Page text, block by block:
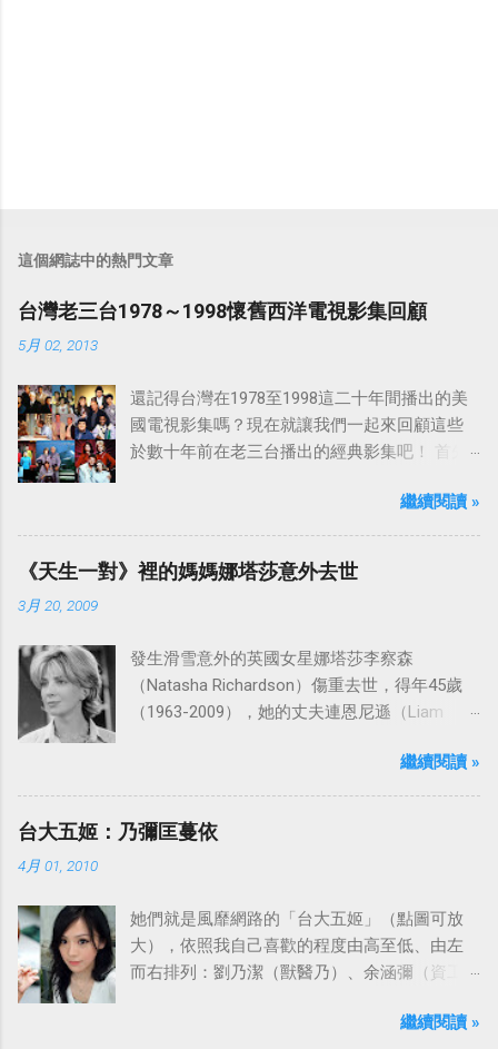
這個網誌中的熱門文章
台灣老三台1978～1998懷舊西洋電視影集回顧
5月 02, 2013
還記得台灣在1978至1998這二十年間播出的美
國電視影集嗎？現在就讓我們一起來回顧這些
於數十年前在老三台播出的經典影集吧！ 首先
「愛之船」（The Love Boat），這部影集最早
是在1977年9月24日至1986年5月24日於美國
ABC頻道首播，共播出了249集。 令人懷念的愛
之船旋律：
繼續閱讀 »
《天生一對》裡的媽媽娜塔莎意外去世
3月 20, 2009
發生滑雪意外的英國女星娜塔莎李察森
（Natasha Richardson）傷重去世，得年45歲
（1963-2009），她的丈夫連恩尼遜（Liam
到傷心，希望外界給他們空間撫平傷痛。繼續閱讀 »
台大五姬：乃彌匡蔓依
4月 01, 2010
她們就是風靡網路的「台大五姬」（點圖可放
大），依照我自己喜歡的程度由高至低、由左
而右排列：劉乃潔（獸醫乃）、余涵彌（資工
蔓）、吳依潔（戲劇依）；這五位正妹透過網
繼續閱讀 »